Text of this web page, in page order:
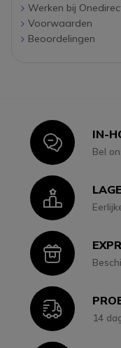
Werken bij
Voorwaarden
Beoordelingen
IconIN-
Bel
Icon
Icon
Icon14